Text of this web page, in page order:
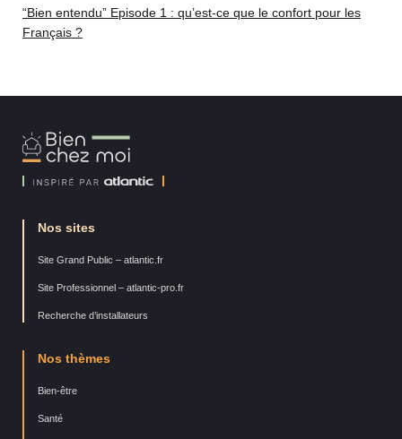
“Bien entendu” Episode 1 : qu’est-ce que le confort pour les
Français ?
Bien
Chez
Nos sites
Site Grand Public – atlantic.fr
Site Professionnel – atlantic-pro.fr
Recherche d’installateurs
Nos thèmes
Bien-être
Santé